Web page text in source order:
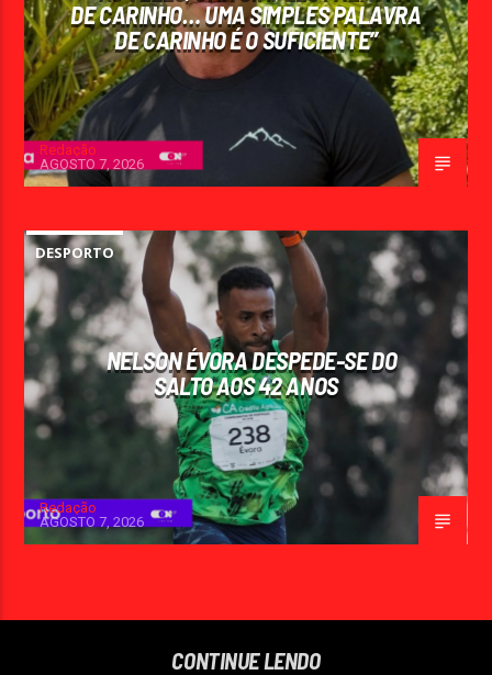
DE CARINHO… UMA SIMPLES PALAVRA
DE CARINHO É O SUFICIENTE”
Redação
AGOSTO 7, 2026
DESPORTO
NELSON ÉVORA DESPEDE-SE DO
SALTO AOS 42 ANOS
Redação
AGOSTO 7, 2026
CONTINUE LENDO